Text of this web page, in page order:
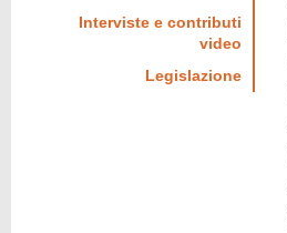
Interviste e contributi
video
Legislazione